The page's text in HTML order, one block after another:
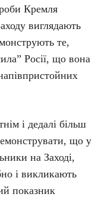
Кремля
виглядають
те,
Росії, що вона
і дедалі більш
що у
на Заході,
і викликають
показник